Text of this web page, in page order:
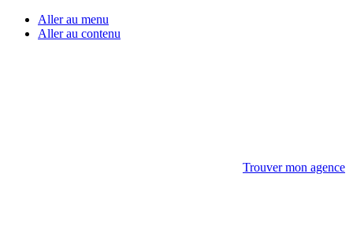
Aller au menu
Aller au contenu
Trouver mon agence